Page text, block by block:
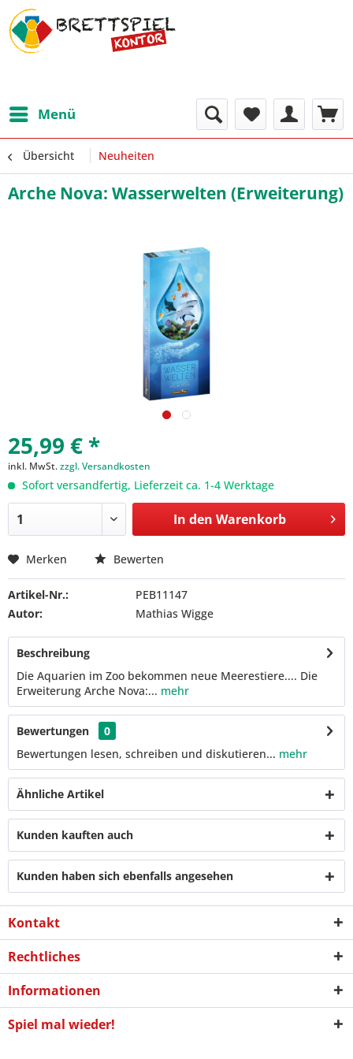
Menü
Übersicht Neuheiten
Arche Nova: Wasserwelten (Erweiterung)
25,99 € *
inkl. MwSt.zzgl. Versandkosten
Sofort versandfertig, Lieferzeit ca. 1-4 Werktage
In den Warenkorb
Merken Bewerten
Artikel-Nr.:
PEB11147
Autor:
Mathias Wigge
Beschreibung
Die Aquarien im Zoo bekommen neue Meerestiere.... Die
Erweiterung Arche Nova:... mehr
Bewertungen
0
Bewertungen lesen, schreiben und diskutieren... mehr
Ähnliche Artikel
Kunden kauften auch
Kunden haben sich ebenfalls angesehen
Kontakt
Rechtliches
Informationen
Spiel mal wieder!